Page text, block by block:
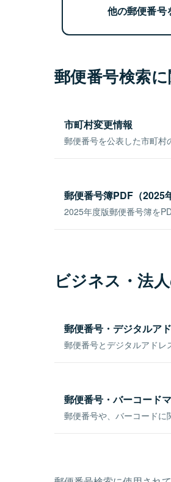
他の郵便番号
郵便番号検索
市町村変更情報
郵便番号を公表した市町村
郵便番号簿PDF（2025
2025年度版郵便番号簿を
ビジネス・法
郵便番号・デジタルア
郵便番号とデジタルアドレ
郵便番号・バーコード
郵便番号や、バーコードに